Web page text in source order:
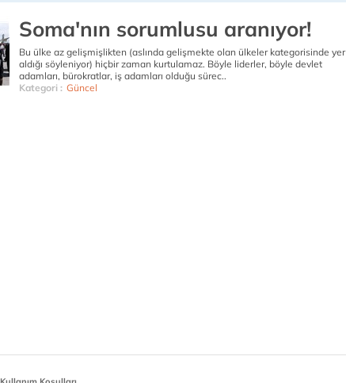
Soma'nın sorumlusu aranıyor!
Bu ülke az gelişmişlikten (aslında gelişmekte olan ülkeler kategorisinde yer
aldığı söyleniyor) hiçbir zaman kurtulamaz. Böyle liderler, böyle devlet
adamları, bürokratlar, iş adamları olduğu sürec..
Kategori : Güncel